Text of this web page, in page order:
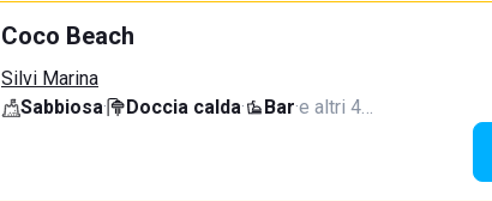
Coco Beach
Silvi Marina
Sabbiosa· Doccia calda· Bar·e altri 4…